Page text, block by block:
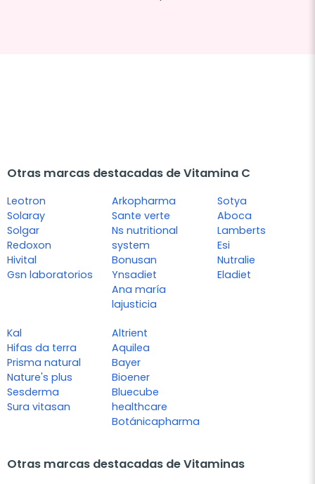
Otras marcas destacadas de Vitamina C
Leotron
Solaray
Solgar
Redoxon
Hivital
Gsn laboratorios
Arkopharma
Sante verte
Ns nutritional
system
Bonusan
Ynsadiet
Ana maría
lajusticia
Sotya
Aboca
Lamberts
Esi
Nutralie
Eladiet
Kal
Hifas da terra
Prisma natural
Nature's plus
Sesderma
Sura vitasan
Altrient
Aquilea
Bayer
Bioener
Bluecube
healthcare
Botánicapharma
Otras marcas destacadas de Vitaminas